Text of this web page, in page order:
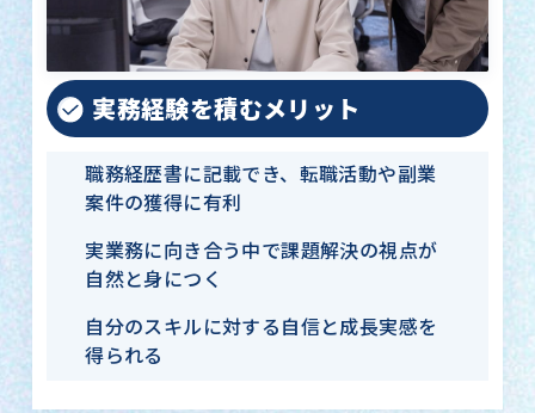
実務経験を積むメリット
職務経歴書に記載でき、転職活動や副業
案件の獲得に有利
実業務に向き合う中で課題解決の視点が
自然と身につく
自分のスキルに対する自信と成長実感を
得られる